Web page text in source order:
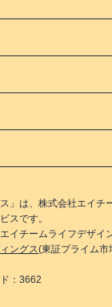
」は、株式会社エイチ
スです。
イチームライフデザイ
ングス(東証プライム
：3662